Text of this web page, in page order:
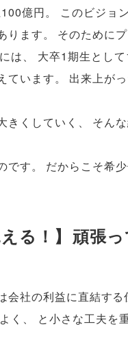
億円。
このビジョ
ります。
そのために
は、
大卒1期生とし
ています。
出来上が
きくしていく 、
そん
です。
だからこそ希
る！ 】 頑張
会社の利益に直結する
く 、
と小さな工夫を